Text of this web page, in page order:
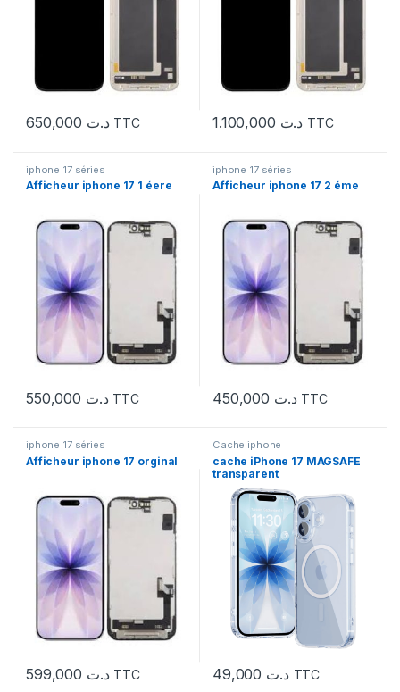
د.ت TTC د.ت TTC
iphone 17 séries
Afficheur iphone 17 1 éere
د.ت TTC
iphone 17 séries
Afficheur iphone 17 2 éme
د.ت TTC
iphone 17 séries
Afficheur iphone 17 orginal
د.ت TTC
Cache iphone
cache iPhone 17 MAGSAFE
transparent
د.ت TTC